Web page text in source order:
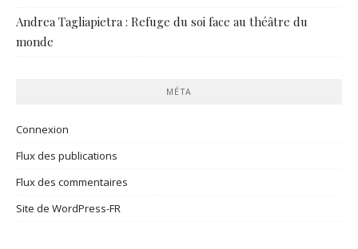
Andrea Tagliapietra : Refuge du soi face au théâtre du
monde
MÉTA
Connexion
Flux des publications
Flux des commentaires
Site de WordPress-FR